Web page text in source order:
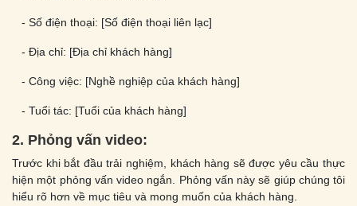
- Số điện thoại: [Số điện thoại liên lạc]
- Địa chỉ: [Địa chỉ khách hàng]
- Công việc: [Nghề nghiệp của khách hàng]
- Tuổi tác: [Tuổi của khách hàng]
2. Phỏng vấn video:
Trước khi bắt đầu trải nghiệm, khách hàng sẽ được yêu cầu thực
hiện một phỏng vấn video ngắn. Phỏng vấn này sẽ giúp chúng tôi
hiểu rõ hơn về mục tiêu và mong muốn của khách hàng.